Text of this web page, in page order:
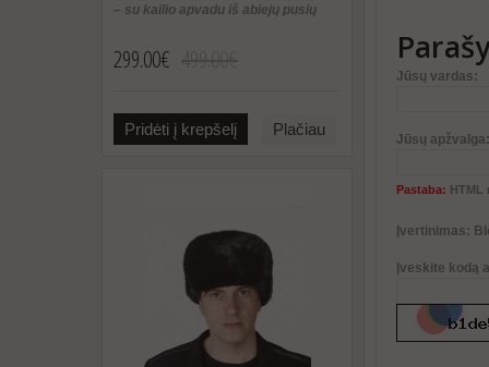
– su kailio apvadu iš abiejų pusių
299.00€
Pridėti į krepšelį Plačiau
Jūsų vardas:
Jūsų apžvalga:
Pastaba: HTML
Įvertinimas:
Įveskite kodą